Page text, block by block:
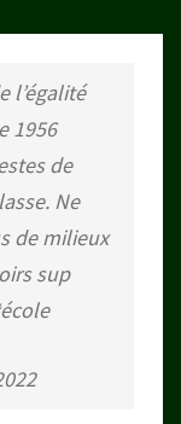
l’égalité
1956
de
Ne
de milieux
sup